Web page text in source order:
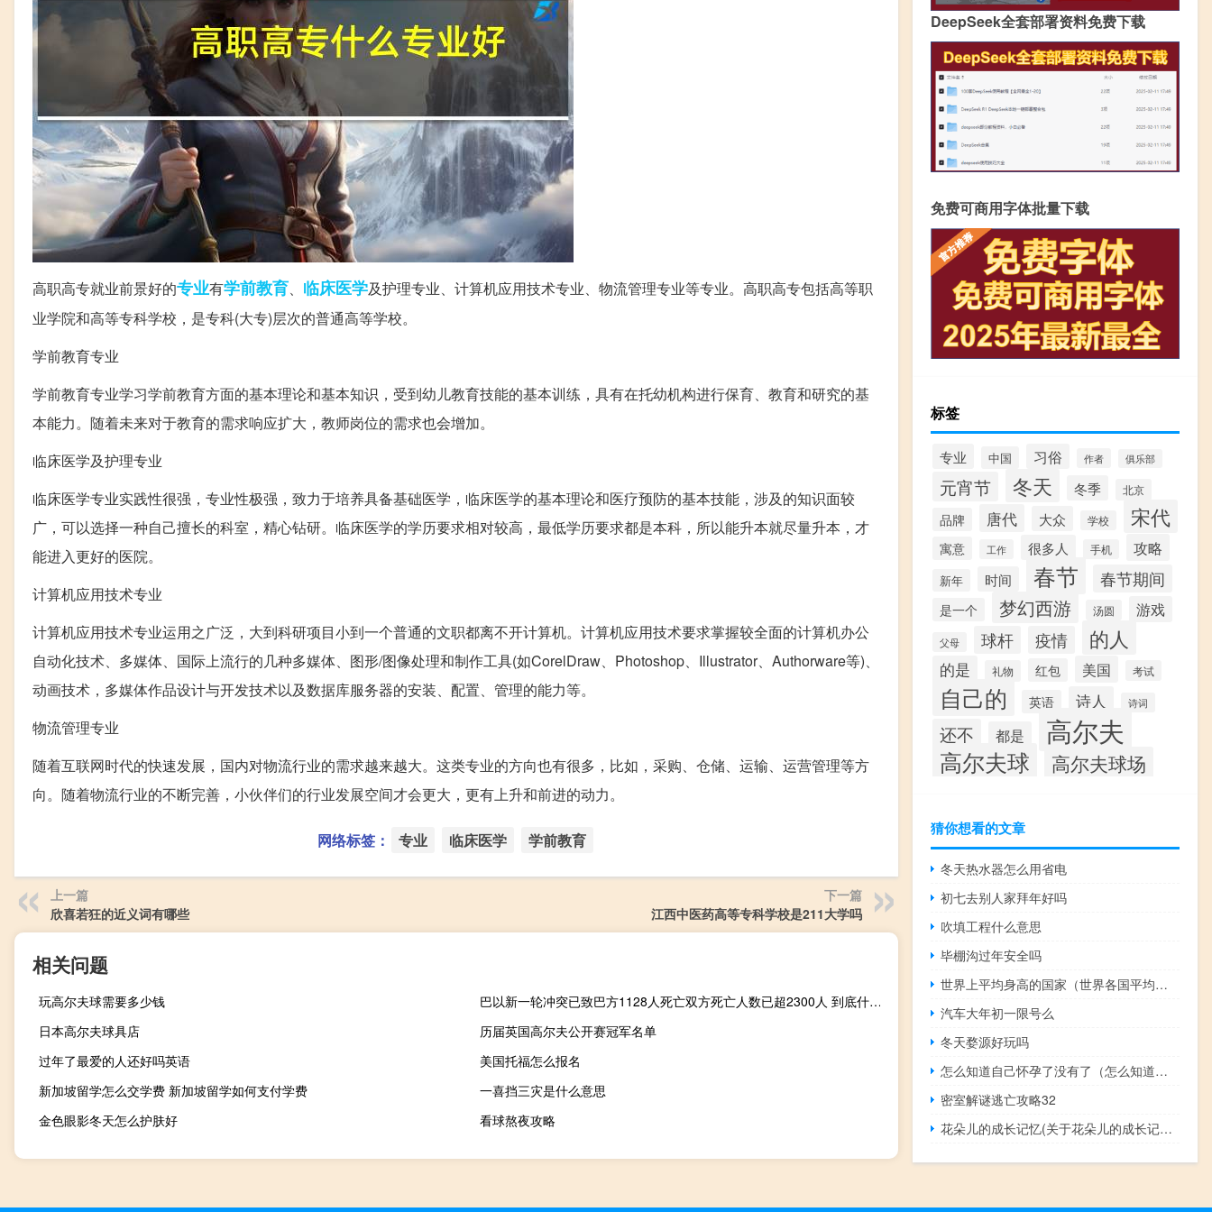
高职高专就业前景好的专业有学前教育、 临床医学及护理专业、计算机应用技术专业、物流管理专业等专业。高职高专包括高等职
业学院和高等专科学校，是专科(大专)层次的普通高等学校。
学前教育专业
学前教育专业学习学前教育方面的基本理论和基本知识，受到幼儿教育技能的基本训练，具有在托幼机构进行保育、教育和研究的基
本能力。随着未来对于教育的需求响应扩大，教师岗位的需求也会增加。
临床医学及护理专业
临床医学专业实践性很强，专业性极强，致力于培养具备基础医学，临床医学的基本理论和医疗预防的基本技能，涉及的知识面较
广，可以选择一种自己擅长的科室，精心钻研。临床医学的学历要求相对较高，最低学历要求都是本科，所以能升本就尽量升本，才
能进入更好的医院。
计算机应用技术专业
计算机应用技术专业运用之广泛，大到科研项目小到一个普通的文职都离不开计算机。计算机应用技术要求掌握较全面的计算机办公
自动化技术、多媒体、国际上流行的几种多媒体、图形/图像处理和制作工具(如CorelDraw、Photoshop、Illustrator、Authorware等)、
动画技术，多媒体作品设计与开发技术以及数据库服务器的安装、配置、管理的能力等。
物流管理专业
随着互联网时代的快速发展，国内对物流行业的需求越来越大。这类专业的方向也有很多，比如，采购、仓储、运输、运营管理等方
向。随着物流行业的不断完善，小伙伴们的行业发展空间才会更大，更有上升和前进的动力。
网络标签： 专业 临床医学 学前教育
上一篇
欣喜若狂的近义词有哪些
下一篇
江西中医药高等专科学校是211大学吗
相关问题
玩高尔夫球需要多少钱
巴以新一轮冲突已致巴方1128人死亡双方死亡人数已超2300人 到底什么情况呢
日本高尔夫球具店
历届英国高尔夫公开赛冠军名单
过年了最爱的人还好吗英语
美国托福怎么报名
新加坡留学怎么交学费 新加坡留学如何支付学费
一喜挡三灾是什么意思
金色眼影冬天怎么护肤好
看球熬夜攻略
DeepSeek全套部署资料免费下载
免费可商用字体批量下载
标签
专业 中国 习俗 作者 俱乐部
元宵节 冬天 冬季 北京
品牌 唐代 大众 学校 宋代
寓意 工作 很多人 手机 攻略
新年 时间 春节 春节期间
是一个 梦幻西游 汤圆 游戏
父母 球杆 疫情 的人
的是 礼物 红包 美国 考试
自己的 英语 诗人 诗词
还不 都是 高尔夫
高尔夫球 高尔夫球场
猜你想看的文章
冬天热水器怎么用省电
初七去别人家拜年好吗
吹填工程什么意思
毕棚沟过年安全吗
世界上平均身高的国家（世界各国平均身高）
汽车大年初一限号么
冬天婺源好玩吗
怎么知道自己怀孕了没有了（怎么知道自己怀孕了没有）
密室解谜逃亡攻略32
花朵儿的成长记忆(关于花朵儿的成长记忆简述)